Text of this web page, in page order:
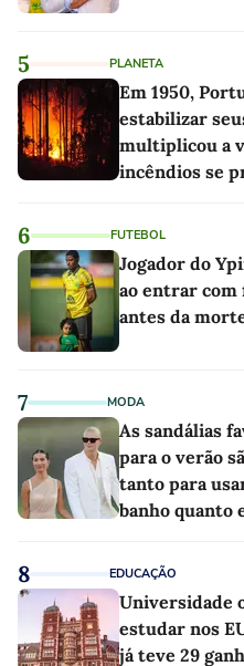
5 PLANETA
Em 1950,
estabilizar
multiplicou a
incêndios se
6 FUTEBOL
Jogador do
ao entrar com
antes da
7 MODA
As sandálias
para o verão
tanto para
banho quanto
8 EDUCAÇÃO
Universidade
estudar nos
já teve 29